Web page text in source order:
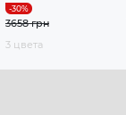
3658 грн
3 цвета